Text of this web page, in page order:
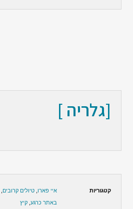
[גלריה ]
קטגוריות איי פארו טיולים קרובים
באתר כרגע, קיץ